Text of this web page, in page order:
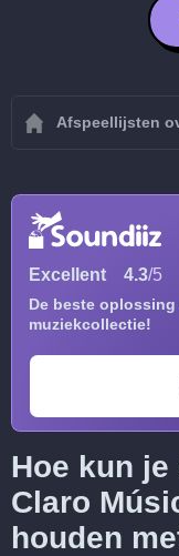
Afspeellijsten
Excellent 4.3/5
De beste
muziekcollectie!
Hoe kun
Claro
houden